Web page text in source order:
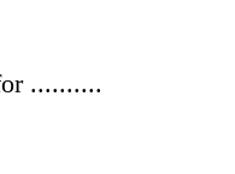
..........